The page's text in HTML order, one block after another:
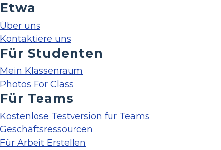
Etwa
Über uns
Kontaktiere uns
Für Studenten
Mein Klassenraum
Photos For Class
Für Teams
Kostenlose Testversion für Teams
Geschäftsressourcen
Für Arbeit Erstellen